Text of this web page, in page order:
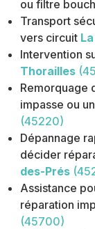
ou filtre
Transport
vers circuit
Intervention
Thorailles
Remorquage
impasse ou
(45220)
Dépannage
décider
des-Prés
Assistance
réparation
(45700)